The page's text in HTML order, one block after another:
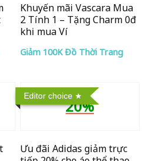
Khuyến mãi Vascara Mua
2 Tính 1 – Tặng Charm 0đ
khi mua Ví
Giảm 100K Đồ Thời Trang
Editor choice
20%
Ưu đãi Adidas giảm trực